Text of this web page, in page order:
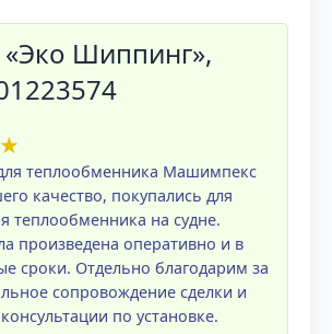
Шиппинг»,
★
теплообменника Машимпекс
качество, покупались для
теплообменника на судне.
произведена оперативно и в
сроки. Отдельно благодарим за
сопровождение сделки и
по установке.